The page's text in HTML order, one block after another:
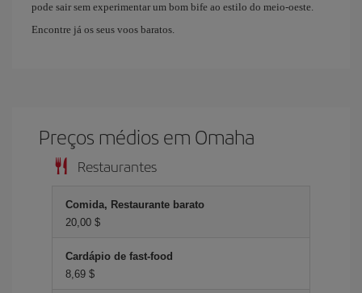
pode sair sem experimentar um bom bife ao estilo do meio-oeste.
Encontre já os seus voos baratos.
Preços médios em Omaha
Restaurantes
Comida, Restaurante barato
20,00 $
Cardápio de fast-food
8,69 $